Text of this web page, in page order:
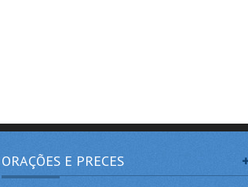
ORAÇÕES E PRECES